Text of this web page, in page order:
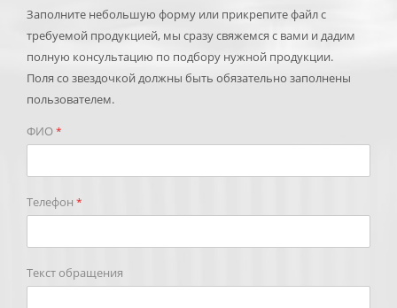
Заполните небольшую форму или прикрепите файл с
требуемой продукцией, мы сразу свяжемся с вами и дадим
полную консультацию по подбору нужной продукции.
Поля со звездочкой должны быть обязательно заполнены
пользователем.
ФИО*
Телефон *
Текст обращения